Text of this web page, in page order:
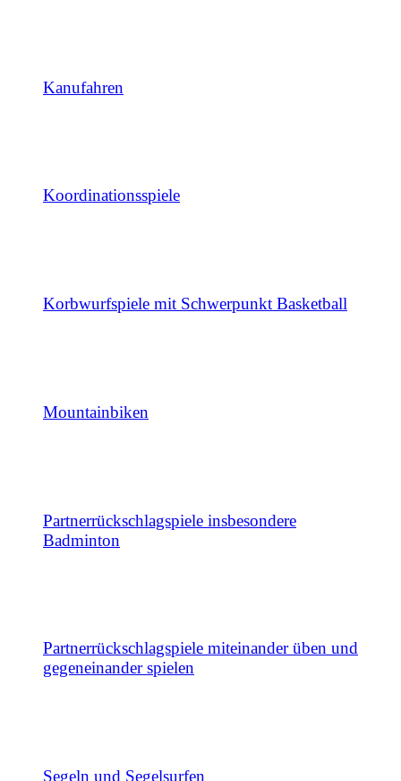
Kanufahren
Koordinationsspiele
Korbwurfspiele mit Schwerpunkt Basketball
Mountainbiken
Partnerrückschlagspiele insbesondere
Badminton
Partnerrückschlagspiele miteinander üben und
gegeneinander spielen
Segeln und Segelsurfen